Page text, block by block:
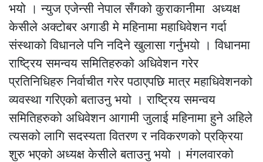
भयो । न्युज एजेन्सी नेपाल सँगको कुराकानीमा अध्यक्ष
केसीले अक्टोबर अगाडी मे महिनामा महाधिवेशन गर्दा
संस्थाको विधानले पनि नदिने खुलासा गर्नुभयो । विधानमा
राष्ट्रिय समन्वय समितिहरुको अधिवेशन गरेर
प्रतिनिधिहरु निर्वाचीत गरेर पठाएपछि मात्र महाधिवेशनको
व्यवस्था गरिएको बताउनु भयो । राष्ट्रिय समन्वय
समितिहरुको अधिवेशन आगामी जुलाई महिनामा हुने अहिले
त्यसको लागि सदस्यता वितरण र नविकरणको प्रक्रिया
शुरु भएको अध्यक्ष केसीले बताउनु भयो । मंगलवारको